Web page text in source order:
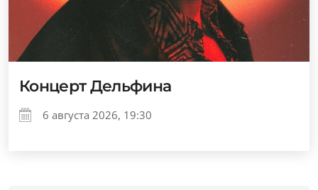
Концерт Дельфина
6 августа 2026, 19:30